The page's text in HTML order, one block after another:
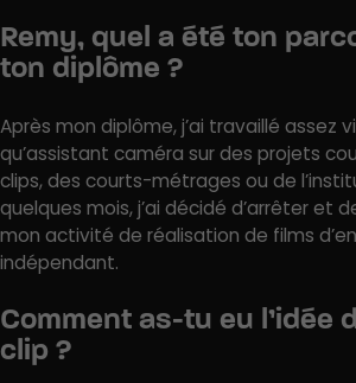
Remy, quel a été ton
ton diplôme ?
Après mon diplôme, j’ai travaillé assez
qu’assistant caméra sur des projets
clips, des courts-métrages ou de
quelques mois, j’ai décidé d’arrêter et
mon activité de réalisation de films
indépendant.
Comment as-tu eu l’idée
clip ?